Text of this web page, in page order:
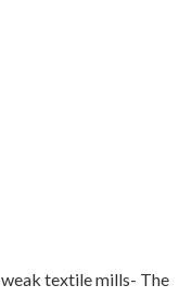
textile mills- The